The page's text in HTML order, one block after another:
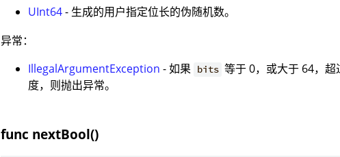
UInt64- 生成的用户指定位长的伪随机数。
异常：
IllegalArgumentException - 如果 bits 等于 0，或大于 64，超
度，则抛出异常。
func nextBool()